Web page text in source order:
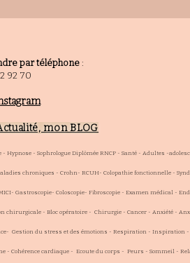
par téléphone :
92 70
mon BLOG
- Hypnose - Sophrologue Diplômée RNCP - Santé - Adultes -
chroniques - Crohn- RCUH- Colopathie fonctionnelle -
Gastroscopie- Coloscopie- Fibroscopie - Examen médical -
chirurgicale - Bloc opératoire - Chirurgie - Cancer - Anxiété -
Gestion du stress et des émotions - Respiration - Inspiration
- Cohérence cardiaque - Ecoute du corps - Peurs - Sommeil -